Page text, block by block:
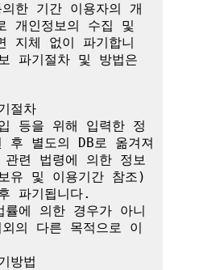
한 기간 이용자의 개
개인정보의 수집 및
지체 없이 파기합니
파기절차 및 방법은
절차
등을 위해 입력한 정
후 별도의 DB로 옮겨져
련 법령에 의한 정보
유 및 이용기간 참조)
파기됩니다.
에 의한 경우가 아니
의 다른 목적으로 이
방법